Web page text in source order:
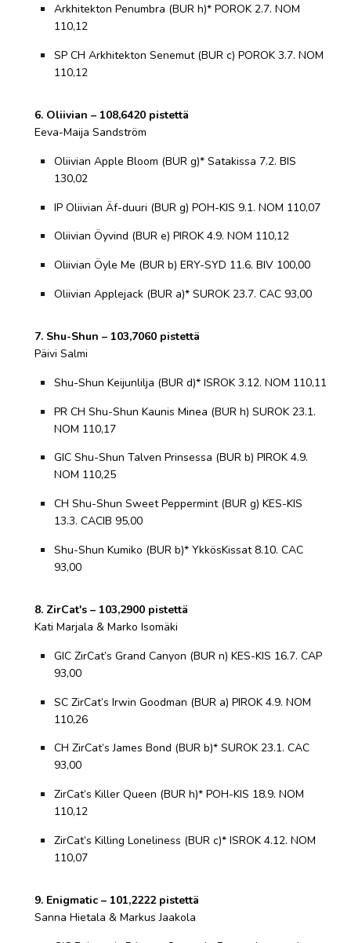
Arkhitekton Penumbra (BUR h)* POROK 2.7. NOM
110,12
SP CH Arkhitekton Senemut (BUR c) POROK 3.7. NOM
110,12
6. Oliivian – 108,6420 pistettä
Eeva-Maija Sandström
Oliivian Apple Bloom (BUR g)* Satakissa 7.2. BIS
130,02
IP Oliivian Äf-duuri (BUR g) POH-KIS 9.1. NOM 110,07
Oliivian Öyvind (BUR e) PIROK 4.9. NOM 110,12
Oliivian Öyle Me (BUR b) ERY-SYD 11.6. BIV 100,00
Oliivian Applejack (BUR a)* SUROK 23.7. CAC 93,00
7. Shu-Shun – 103,7060 pistettä
Päivi Salmi
Shu-Shun Keijunlilja (BUR d)* ISROK 3.12. NOM 110,11
PR CH Shu-Shun Kaunis Minea (BUR h) SUROK 23.1.
NOM 110,17
GIC Shu-Shun Talven Prinsessa (BUR b) PIROK 4.9.
NOM 110,25
CH Shu-Shun Sweet Peppermint (BUR g) KES-KIS
13.3. CACIB 95,00
Shu-Shun Kumiko (BUR b)* YkkösKissat 8.10. CAC
93,00
8. ZirCat's – 103,2900 pistettä
Kati Marjala & Marko Isomäki
GIC ZirCat’s Grand Canyon (BUR n) KES-KIS 16.7. CAP
93,00
SC ZirCat’s Irwin Goodman (BUR a) PIROK 4.9. NOM
110,26
CH ZirCat’s James Bond (BUR b)* SUROK 23.1. CAC
93,00
ZirCat’s Killer Queen (BUR h)* POH-KIS 18.9. NOM
110,12
ZirCat’s Killing Loneliness (BUR c)* ISROK 4.12. NOM
110,07
9. Enigmatic – 101,2222 pistettä
Sanna Hietala & Markus Jaakola